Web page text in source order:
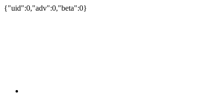
{"uid":0,"adv":0,"beta":0}